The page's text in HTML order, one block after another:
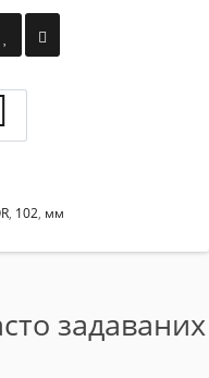
, 102, мм
задаваних